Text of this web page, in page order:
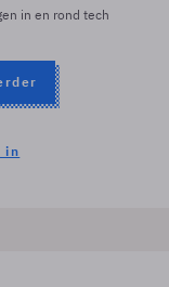
in en rond tech
in